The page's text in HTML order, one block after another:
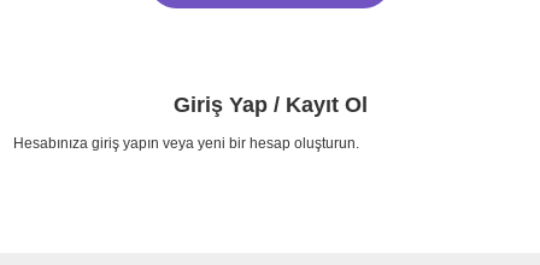
Giriş Yap / Kayıt Ol
Hesabınıza giriş yapın veya yeni bir hesap oluşturun.